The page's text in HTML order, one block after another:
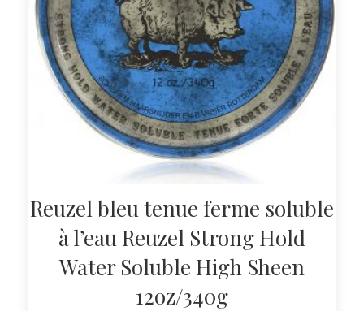
Reuzel bleu tenue ferme soluble
à l’eau Reuzel Strong Hold
Water Soluble High Sheen
12oz/340g